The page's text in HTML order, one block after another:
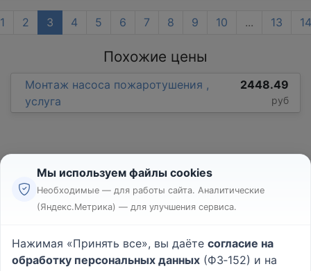
1 2 3 4 5 6 7 8 9 10 ... 13 14
Похожие цены
Монтаж насоса пожаротушения ,
услуга
2448.49
руб
Реклама
Пользовательское соглашение
Политика конфиденциальности
Мы используем файлы cookies
Необходимые — для работы сайта. Аналитические
(Яндекс.Метрика) — для улучшения сервиса.
Нажимая «Принять все», вы даёте согласие на
обработку персональных данных (ФЗ‑152) и на